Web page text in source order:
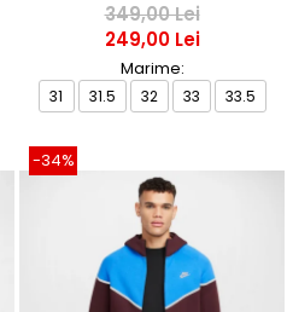
349,00 Lei
249,00 Lei
Marime:
31 31.5 32 33 33.5
-34%